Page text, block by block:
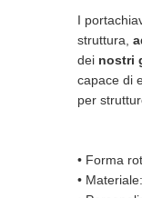
I
struttura,
dei nostri
capace di
per
• Forma
•